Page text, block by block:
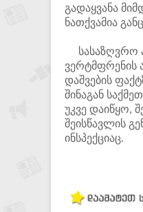
გადაყვანა
ნათქვამია
სასაზღვრო
ვერტმფრენის
დაშვების
შინაგან
უკვე დაიწყო,
შეისწავლის
ინსპექციაც.